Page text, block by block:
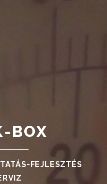
BOX
FEJLESZTÉS